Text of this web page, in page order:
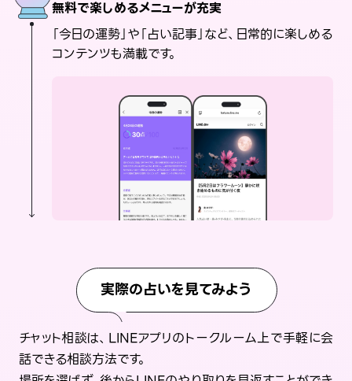
無料で楽しめるメニューが充実
「今日の運勢」や「占い記事」など、日常的に楽しめる
コンテンツも満載です。
実際の占いを見てみよう
チャット相談は、LINEアプリのトークルーム上で手軽に会
話できる相談方法です。